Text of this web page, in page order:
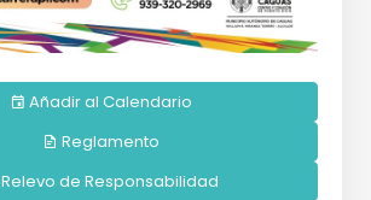
Añadir al Calendario
Reglamento
Relevo de Responsabilidad